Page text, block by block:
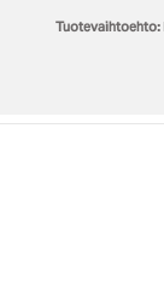
Tuotevaihtoehto: